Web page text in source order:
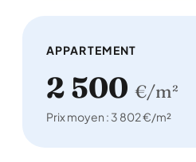
APPARTEMENT
2 500 €/m²
Prix moyen : 3 802 €/m²